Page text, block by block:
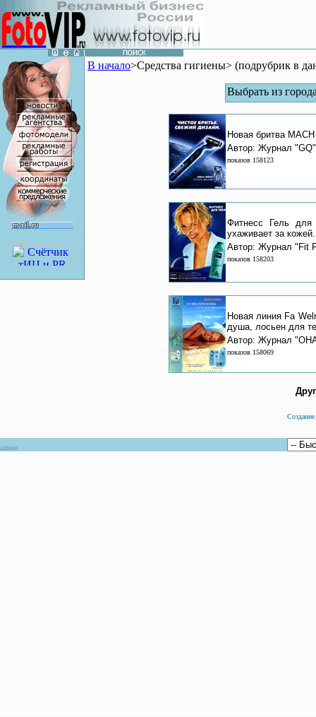
В начало>Средства гигиены> (подрубрик в
Выбрать из
Новая бритва
Автор: Журнал
показов 158123
Фитнесс Гель
ухаживает за кожей.
Автор: Журнал "Fit
показов 158203
Новая линия Fa
душа, лосьен для
Автор: Журнал
показов 158069
Создание
админ